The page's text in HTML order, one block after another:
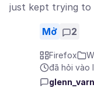
just kept trying
Mở 2
Firefox
đã hỏi vào